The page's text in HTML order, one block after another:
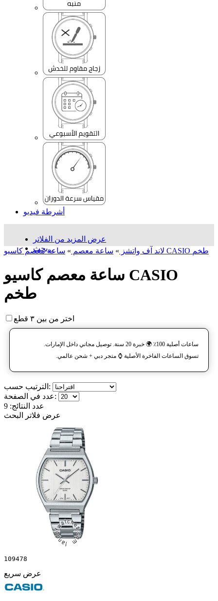
أشرطة فيديو
عرض المزيد من الفلاتر
بحث...
لاند آف واتشز » ساعة معصم » ساعة معصم کاسیو CASIO طخم
ساعة معصم کاسیو CASIO
طخم
اختر من بين ٣ قطع
ساعات أصلية 100٪ 🌍 خبرة 20 سنة. توصيل مجاني داخل الإمارات.
تسوق الساعات الفاخرة الأصلية ⌚️ متجر دبي + شحن عالمي.
الترتيب حسب:
عدد في الصفحة:
عدد النتائج: 9
عرض فلاتر البحث
109478
عرض سريع